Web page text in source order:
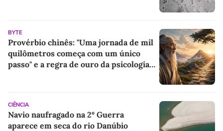
BYTE
Provérbio chinês: "Uma jornada de mil
quilômetros começa com um único
passo" e a regra de ouro da psicologia
CIÊNCIA
Navio naufragado na 2º Guerra
aparece em seca do rio Danúbio